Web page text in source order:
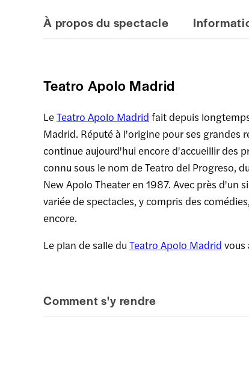
À propos du spectacle
Teatro Apolo Madrid
LeTeatro Apolo Madrid fait depuis
Madrid. Réputé à l'origine pour ses grandes
continue aujourd'hui encore d'accueillir des
connu sous le nom de Teatro del Progreso,
New Apolo Theater en 1987. Avec près d'un
variée de spectacles, y compris des
encore.
Le plan de salle du Teatro Apolo Madrid vous
Comment s'y rendre